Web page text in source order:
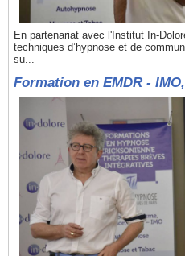
En partenariat avec l'Institut In-
techniques d’hypnose et de
su...
Formation en EMDR -